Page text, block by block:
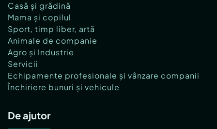
Casă și grădină
Mama și copilul
Sport, timp liber, artă
Animale de companie
Agro și Industrie
Servicii
Echipamente profesionale și vânzare companii
Închiriere bunuri și vehicule
De ajutor